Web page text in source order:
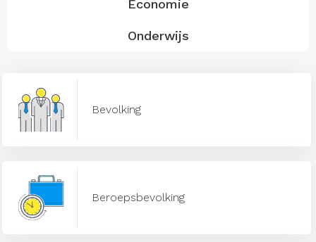
Economie
Onderwijs
Bevolking
Beroepsbevolking